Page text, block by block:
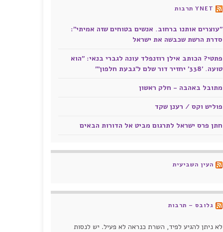
YNET תרבות
"עוצרים אותנו ברחוב. אנשים בטוחים שזה אמיתי":
סדרת הרשת שכבשה את ישראל
פתטי? הכותב אילן רוזנפלד עונה לגברי בנאי: "הוא
טועה. '338' יחזיר דור שלם ל'גבעת חלפון'"
מתובל באהבה - חלק ראשון
פוליש וקס / רענן שקד
חתן פרס ישראל לתרגום מביט אל הדורות הבאים
העין השביעית
גלובס – תרבות
לא ניתן להגיע לפיד, השרת כנראה לא פעיל. יש לנסות